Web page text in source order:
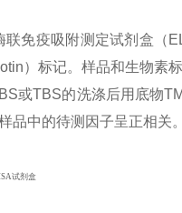
免疫吸附测定试剂盒（
）标记。样品和生物素
或TBS的洗涤后用底物
品中的待测因子呈正相关。